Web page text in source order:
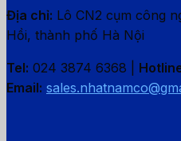
Địa chỉ: Lô CN2 cụm công
Hồi, thành phố Hà Nội
Tel: 024 3874 6368 |
Email: